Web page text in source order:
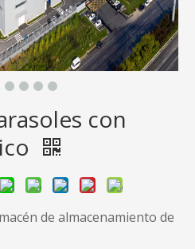
con
de almacenamiento de